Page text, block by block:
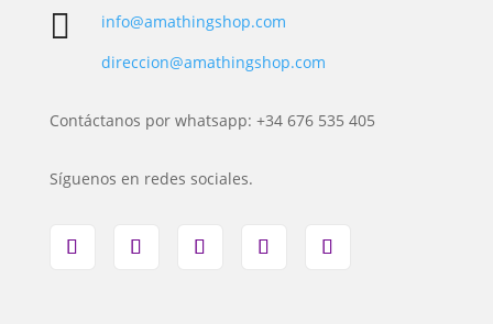

info@amathingshop.com
direccion@amathingshop.com
Contáctanos por whatsapp: +34 676 535 405
Síguenos en redes sociales.